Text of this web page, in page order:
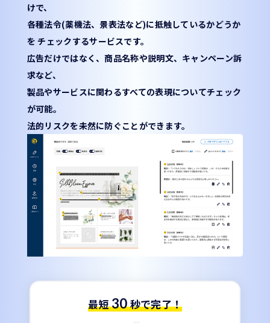
けで、
各種法令(薬機法、景表法など)に抵触しているかどうか
を チェックするサービスです。
広告だけではなく、商品名称や説明文、キャンペーン訴
求など、
製品やサービスに関わるすべての表現についてチェック
が可能。
法的リスクを未然に防ぐことができます。
最短30秒で完了！